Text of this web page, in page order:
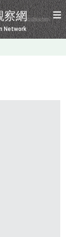
察網
Network